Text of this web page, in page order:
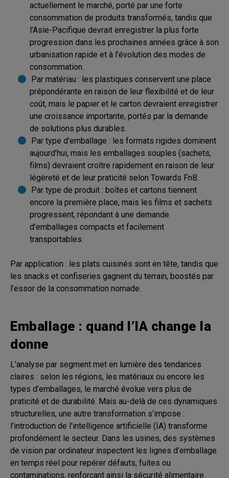
actuellement le marché, porté par une forte
consommation de produits transformés, tandis que
l’Asie-Pacifique devrait enregistrer la plus forte
progression dans les prochaines années grâce à son
urbanisation rapide et à l’évolution des modes de
consommation.
Par matériau : les plastiques conservent une place
prépondérante en raison de leur flexibilité et de leur
coût, mais le papier et le carton devraient enregistrer
une croissance importante, portés par la demande
de solutions plus durables.
Par type d’emballage : les formats rigides dominent
aujourd’hui, mais les emballages souples (sachets,
films) devraient croître rapidement en raison de leur
légèreté et de leur praticité selon Towards FnB.
Par type de produit : boîtes et cartons tiennent
encore la première place, mais les films et sachets
progressent, répondant à une demande
d’emballages compacts et facilement
transportables.
Par application : les plats cuisinés sont en tête, tandis que
les snacks et confiseries gagnent du terrain, boostés par
l’essor de la consommation nomade.
Emballage : quand l’IA change la
donne
L’analyse par segment met en lumière des tendances
claires : selon les régions, les matériaux ou encore les
types d’emballages, le marché évolue vers plus de
praticité et de durabilité. Mais au-delà de ces dynamiques
structurelles, une autre transformation s’impose :
l’introduction de l’intelligence artificielle (IA) transforme
profondément le secteur. Dans les usines, des systèmes
de vision par ordinateur inspectent les lignes d’emballage
en temps réel pour repérer défauts, fuites ou
contaminations, renforçant ainsi la sécurité alimentaire.